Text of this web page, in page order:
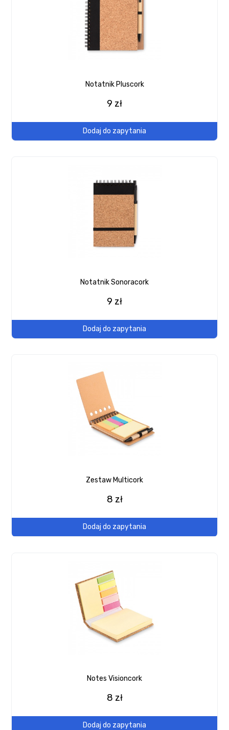
Notatnik Pluscork
9 zł
Dodaj do zapytania
Notatnik Sonoracork
9 zł
Dodaj do zapytania
Zestaw Multicork
8 zł
Dodaj do zapytania
Notes Visioncork
8 zł
Dodaj do zapytania